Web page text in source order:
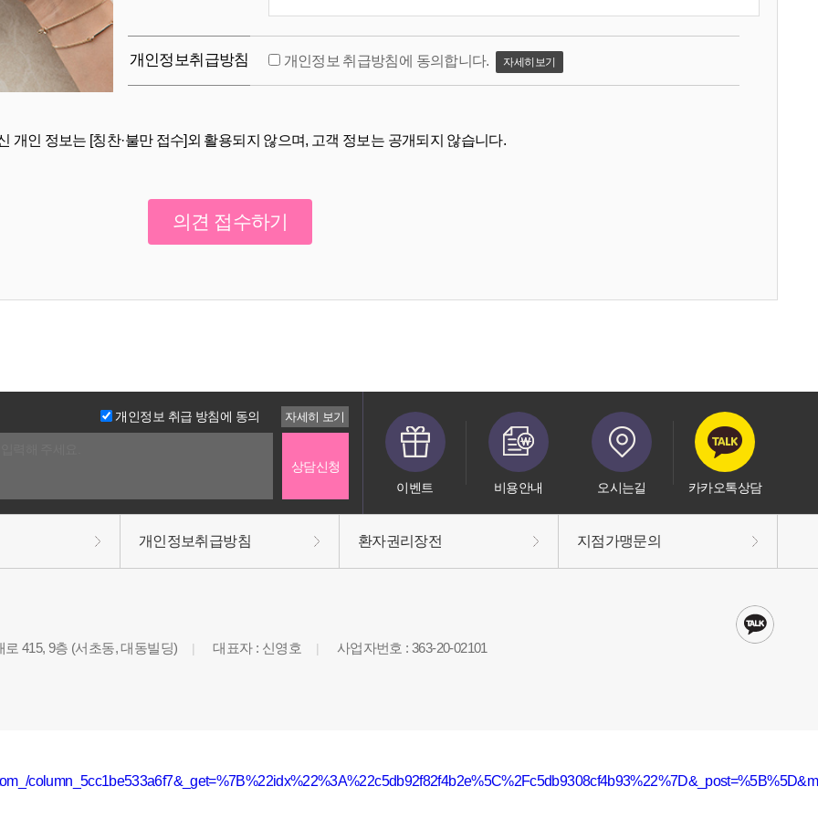
개인정보취급방침 개인정보 취급방침에 동의합니다. 자세히보기
개인 정보는 [칭찬·불만 접수]외 활용되지 않으며, 고객 정보는 공개되지 않습니다.
개인정보 취급 방침에 동의
이벤트 비용안내 오시는길 카카오톡상담
개인정보취급방침 환자권리장전 지점가맹문의
415, 9층 (서초동, 대동빌딩) | 대표자 : 신영호 | 사업자번호 : 363-20-02101